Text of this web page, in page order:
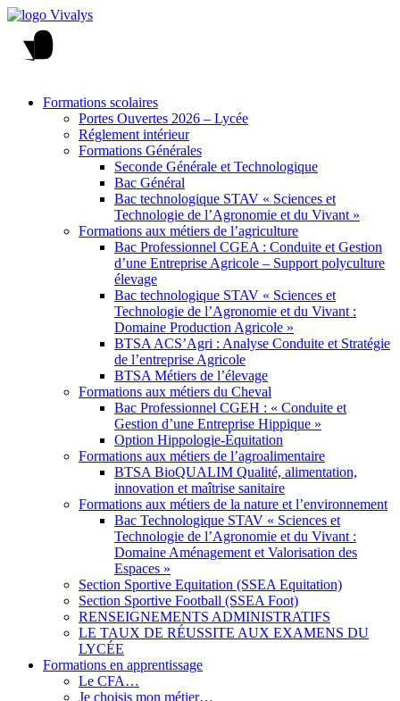
Formations scolaires
Portes Ouvertes 2026 – Lycée
Réglement intérieur
Formations Générales
Seconde Générale et Technologique
Bac Général
Bac technologique STAV « Sciences et
Technologie de l’Agronomie et du Vivant »
Formations aux métiers de l’agriculture
Bac Professionnel CGEA : Conduite et Gestion
d’une Entreprise Agricole – Support polyculture
élevage
Bac technologique STAV « Sciences et
Technologie de l’Agronomie et du Vivant :
Domaine Production Agricole »
BTSA ACS’Agri : Analyse Conduite et Stratégie
de l’entreprise Agricole
BTSA Métiers de l’élevage
Formations aux métiers du Cheval
Bac Professionnel CGEH : « Conduite et
Gestion d’une Entreprise Hippique »
Option Hippologie-Équitation
Formations aux métiers de l’agroalimentaire
BTSA BioQUALIM Qualité, alimentation,
innovation et maîtrise sanitaire
Formations aux métiers de la nature et l’environnement
Bac Technologique STAV « Sciences et
Technologie de l’Agronomie et du Vivant :
Domaine Aménagement et Valorisation des
Espaces »
Section Sportive Equitation (SSEA Equitation)
Section Sportive Football (SSEA Foot)
RENSEIGNEMENTS ADMINISTRATIFS
LE TAUX DE RÉUSSITE AUX EXAMENS DU
LYCÉE
Formations en apprentissage
Le CFA…
Je choisis mon métier…